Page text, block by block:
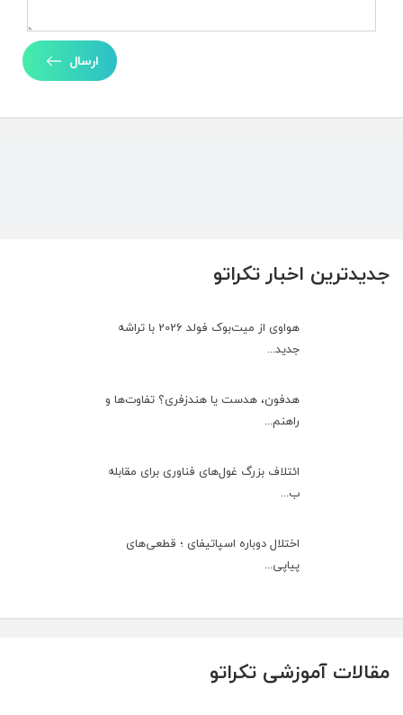
جدیدترین اخبار تکراتو
هواوی از میت‌بوک فولد 2026 با تراشه
جدید...
هدفون، هدست یا هندزفری؟ تفاوت‌ها و
راهنم...
ائتلاف بزرگ غول‌های فناوری برای مقابله
ب...
اختلال دوباره اسپاتیفای ؛ قطعی‌های
پیاپی...
ارسال
مقالات آموزشی تکراتو